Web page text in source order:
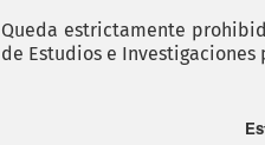
Queda estrictamente
de Estudios e Investigaciones